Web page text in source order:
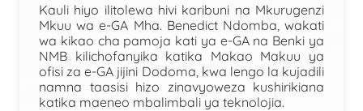
Kauli hiyo ilitolewa hivi karibuni na Mkurugenzi
Mkuu wa e-GA Mha. Benedict Ndomba, wakati
wa kikao cha pamoja kati ya e-GA na Benki ya
NMB kilichofanyika katika Makao Makuu ya
ofisi za e-GA jijini Dodoma, kwa lengo la kujadili
namna taasisi hizo zinavyoweza kushirikiana
katika maeneo mbalimbali ya teknolojia.